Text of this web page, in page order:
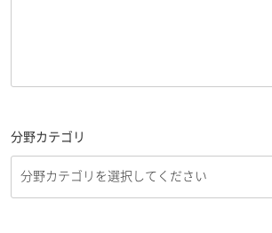
分野カテゴリ